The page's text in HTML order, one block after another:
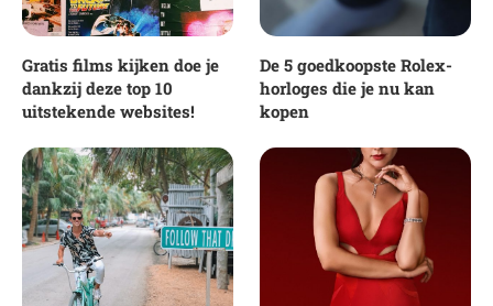
Gratis films kijken doe je
dankzij deze top 10
uitstekende websites!
De 5 goedkoopste Rolex-
horloges die je nu kan
kopen